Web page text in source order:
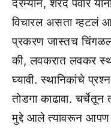
दरम्यान, शरद पवार
विचारल असता म्हटलं
प्रकरण जास्तच
की, लवकरात लवकर
घ्यावी. स्थानिकांचे
तोडगा काढावा. चर्चेतून
मुद्दे आले त्यावरून आपण